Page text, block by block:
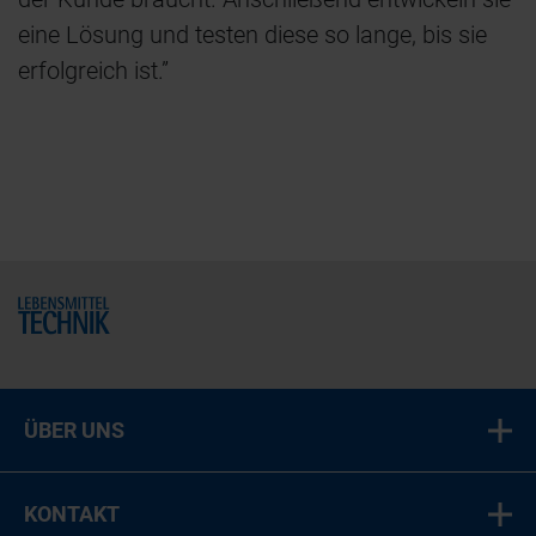
eine Lösung und testen diese so lange, bis sie
erfolgreich ist.”
Home
ÜBER UNS
KONTAKT